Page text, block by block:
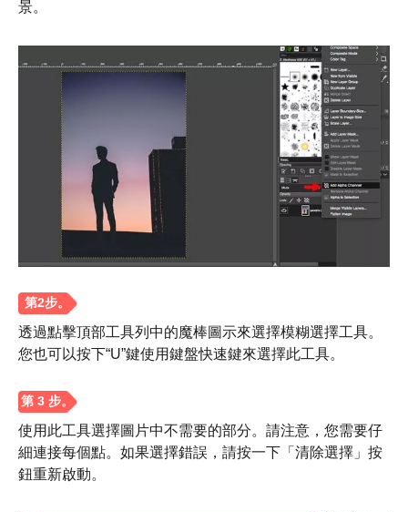
步驟1。
景。
透過點擊頂部工具列中的魔棒圖示來選擇模糊選擇工具。
您也可以按下“U”鍵使用鍵盤快速鍵來選擇此工具。
使用此工具選擇圖片中不需要的部分。請注意，您需要仔
細連接每個點。如果選擇錯誤，請按一下「清除選擇」按
鈕重新啟動。